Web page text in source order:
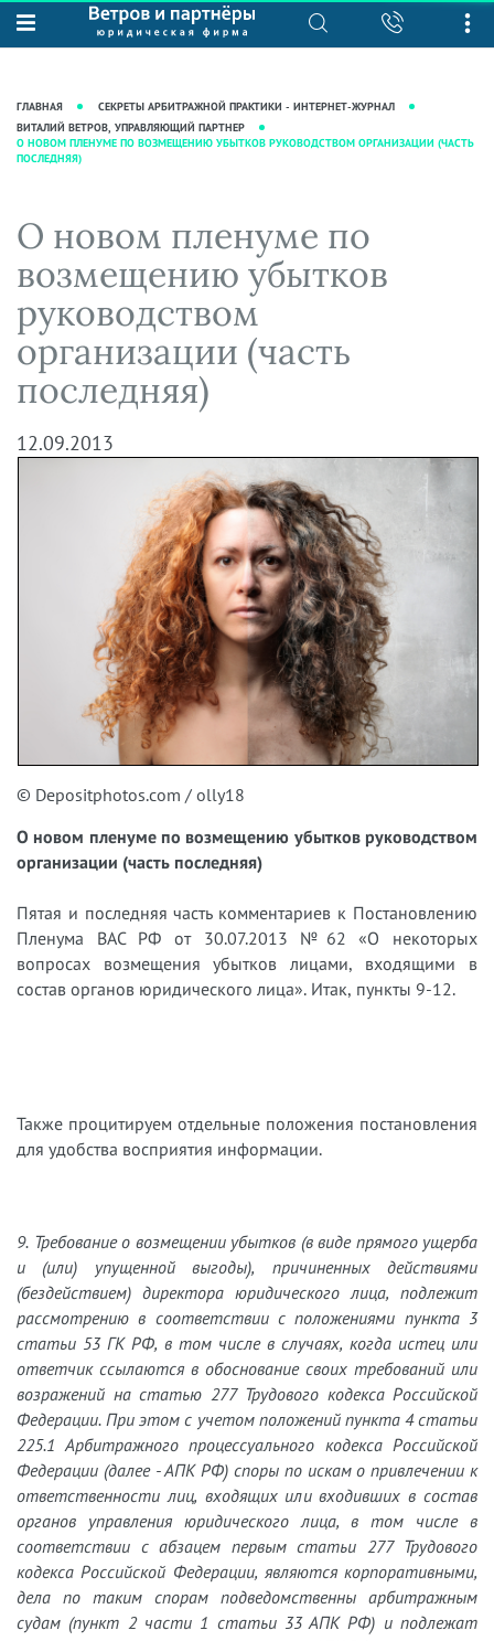
О нас
Рекомендации
Награды и рейтинги
фирмы
Юридические услуги
Интеллектуальная собственность
Корпоративная практика
Сопровождение бизнеса
Ведение уголовных дел
Защита активов
Ведение дел о банкротстве
База знаний
Журнал "Секреты арбитражной
практики"
Статьи
Аудиоподкасты
Вопросы-ответы
Вебинары и семинары
Прямые эфиры
ГЛАВНАЯ
СЕКРЕТЫ АРБИТРАЖНОЙ ПРАКТИКИ - ИНТЕРНЕТ-ЖУРНАЛ
ВИТАЛИЙ ВЕТРОВ, УПРАВЛЯЮЩИЙ ПАРТНЕР
О НОВОМ ПЛЕНУМЕ ПО ВОЗМЕЩЕНИЮ УБЫТКОВ РУКОВОДСТВОМ ОРГАНИЗАЦИИ (ЧАСТЬ
ПОСЛЕДНЯЯ)
О новом пленуме по
возмещению убытков
руководством
организации (часть
последняя)
12.09.2013
© Depositphotos.com / olly18
О новом пленуме по возмещению убытков руководством
организации (часть последняя)
Пятая и последняя часть комментариев к Постановлению
Пленума ВАС РФ от 30.07.2013 №62 «О некоторых
вопросах возмещения убытков лицами, входящими в
состав органов юридического лица». Итак, пункты 9-12.
Также процитируем отдельные положения постановления
для удобства восприятия информации.
9. Требование о возмещении убытков (в виде прямого ущерба
и (или) упущенной выгоды), причиненных действиями
(бездействием) директора юридического лица, подлежит
рассмотрению в соответствии с положениями пункта 3
статьи 53 ГК РФ, в том числе в случаях, когда истец или
ответчик ссылаются в обоснование своих требований или
возражений на статью 277 Трудового кодекса Российской
Федерации. При этом с учетом положений пункта 4 статьи
225.1 Арбитражного процессуального кодекса Российской
Федерации (далее - АПК РФ) споры по искам о привлечении к
ответственности лиц, входящих или входивших в состав
органов управления юридического лица, в том числе в
соответствии с абзацем первым статьи 277 Трудового
кодекса Российской Федерации, являются корпоративными,
дела по таким спорам подведомственны арбитражным
судам (пункт 2 части 1 статьи 33 АПК РФ) и подлежат